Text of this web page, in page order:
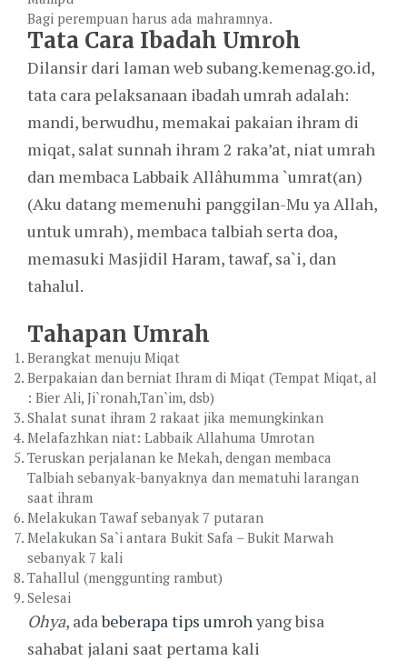
Bagi perempuan harus ada mahramnya.
Tata Cara Ibadah Umroh
Dilansir dari laman web subang.kemenag.go.id,
tata cara pelaksanaan ibadah umrah adalah:
mandi, berwudhu, memakai pakaian ihram di
miqat, salat sunnah ihram 2 raka’at, niat umrah
dan membaca Labbaik Allâhumma `umrat(an)
(Aku datang memenuhi panggilan-Mu ya Allah,
untuk umrah), membaca talbiah serta doa,
memasuki Masjidil Haram, tawaf, sa`i, dan
tahalul.
Tahapan Umrah
Berangkat menuju Miqat
Berpakaian dan berniat Ihram di Miqat (Tempat Miqat, al
: Bier Ali, Ji`ronah,Tan`im, dsb)
Shalat sunat ihram 2 rakaat jika memungkinkan
Melafazhkan niat: Labbaik Allahuma Umrotan
Teruskan perjalanan ke Mekah, dengan membaca
Talbiah sebanyak-banyaknya dan mematuhi larangan
saat ihram
Melakukan Tawaf sebanyak 7 putaran
Melakukan Sa`i antara Bukit Safa – Bukit Marwah
sebanyak 7 kali
Tahallul (menggunting rambut)
Selesai
Ohya, adabeberapa tips umrohyang bisa
sahabat jalani saat pertama kali